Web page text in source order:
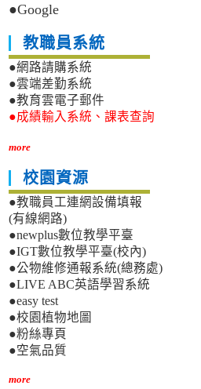
●Google
教職員系統
●網路請購系統
●雲端差勤系統
●教育雲電子郵件
●成績輸入系統、課表查詢
more
校園資源
●教職員工連網設備填報
(有線網路)
●newplus數位教學平臺
●IGT數位教學平臺(校內)
●公物維修通報系統(總務處)
●LIVE ABC英語學習系統
●easy test
●校園植物地圖
●粉絲專頁
●空氣品質
more